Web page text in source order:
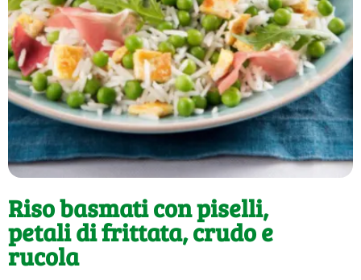
Riso basmati con piselli,
petali di frittata, crudo e
rucola